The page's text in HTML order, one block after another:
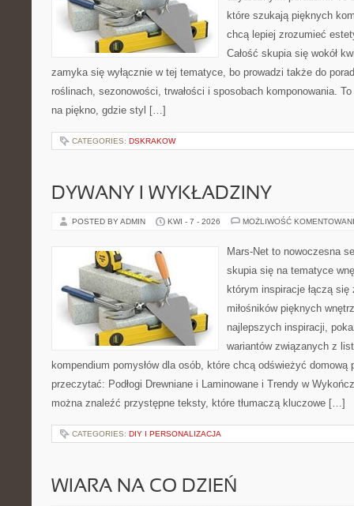
które szukają pięknych
chcą lepiej zrozumieć
Całość skupia się wokół
zamyka się wyłącznie w tej tematyce, bo prowadzi także do
roślinach, sezonowości, trwałości i sposobach komponowania.
na piękno, gdzie styl […]
CATEGORIES: DSKRAKOW
DYWANY I WYKŁADZINY
POSTED BY ADMIN KWI - 7 - 2026 MOŻLIWOŚĆ
Mars-Net to nowoczesna
skupia się na tematyce
którym inspiracje łączą
miłośników pięknych
najlepszych inspiracji,
wariantów związanych z
kompendium pomysłów dla osób, które chcą odświeżyć domową
przeczytać: Podłogi Drewniane i Laminowane i Trendy w
można znaleźć przystępne teksty, które tłumaczą kluczowe […]
CATEGORIES: DIY I PERSONALIZACJA
WIARA NA CO DZIEŃ